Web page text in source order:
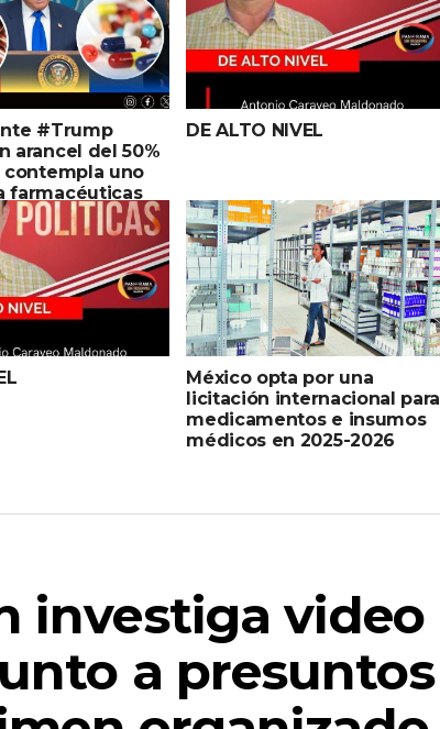
#Trump
arancel del 50%
contempla uno
farmacéuticas
DE ALTO NIVEL
México opta por una
licitación internacional para
medicamentos e insumos
médicos en 2025-2026
investiga video
a presuntos